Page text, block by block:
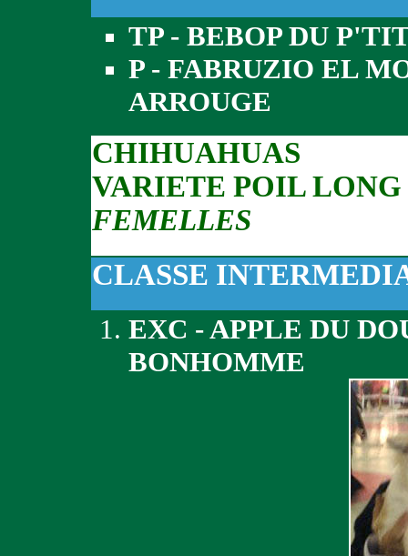
TP - BEBOP DU
P - FABRUZIO EL
ARROUGE
CHIHUAHUAS
VARIETE POIL LONG
FEMELLES
CLASSE
EXC - APPLE DU
BONHOMME